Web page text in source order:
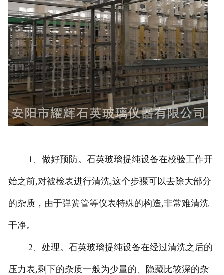
1、做好预防。石英玻璃提纯设备在校验工作开
始之前,对被检表进行清洗,这个步骤可以去除大部分
的杂质，由于弹簧管等仪表特殊的构造,非常难清洗
干净。
2、处理。石英玻璃提纯设备在经过清洗之后的
压力表,剩下的杂质一般为少量的、隐藏比较深的杂